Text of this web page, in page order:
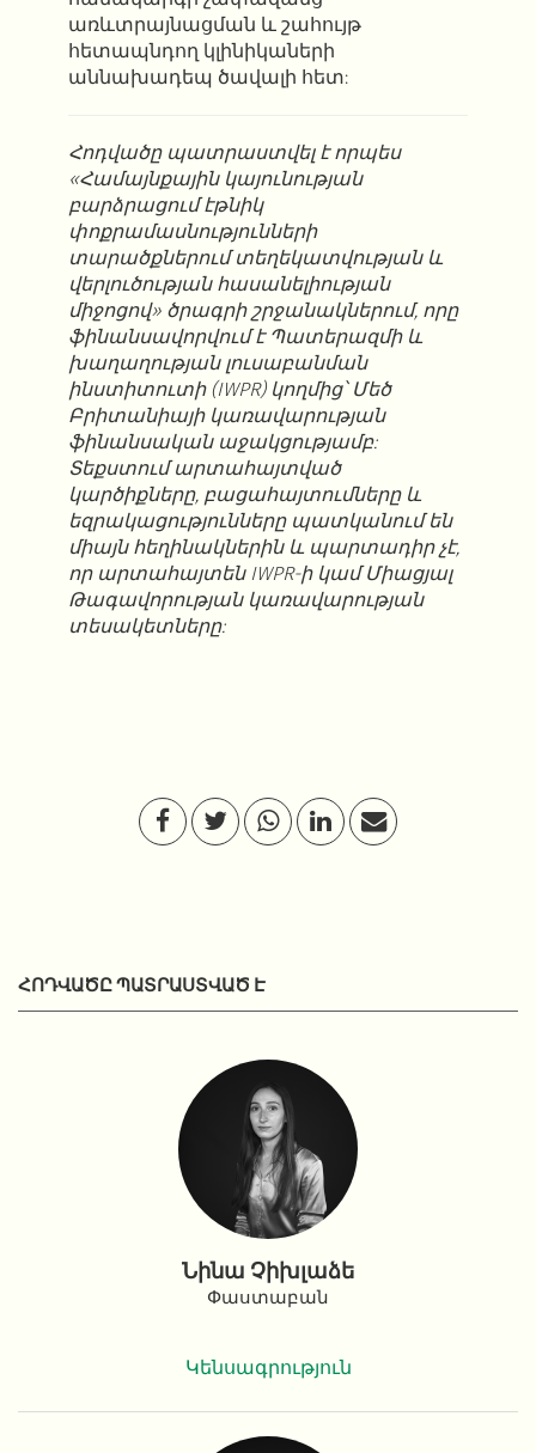
առևտրայնացման և շահույթ
հետապնդող կլինիկաների
աննախադեպ ծավալի հետ:
Հոդվածը պատրաստվել է որպես
«Համայնքային կայունության
բարձրացում էթնիկ
փոքրամասնությունների
տարածքներում տեղեկատվության և
վերլուծության հասանելիության
միջոցով» ծրագրի շրջանակներում, որը
ֆինանսավորվում է Պատերազմի և
խաղաղության լուսաբանման
ինստիտուտի (IWPR) կողմից՝ Մեծ
Բրիտանիայի կառավարության
ֆինանսական աջակցությամբ:
Տեքստում արտահայտված
կարծիքները, բացահայտումները և
եզրակացությունները պատկանում են
միայն հեղինակներին և պարտադիր չէ,
որ արտահայտեն IWPR-ի կամ Միացյալ
Թագավորության կառավարության
տեսակետները:
ՀՈԴՎԱԾԸ ՊԱՏՐԱՍՏՎԱԾ Է
Նինա Չիխլաձե
Փաստաբան
Կենսագրություն